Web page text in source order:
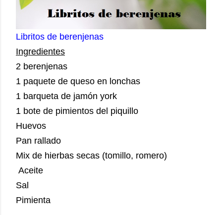
Libritos de berenjenas
Ingredientes
2 berenjenas
1 paquete de queso en lonchas
1 barqueta de jamón york
1 bote de pimientos del piquillo
Huevos
Pan rallado
Mix de hierbas secas (tomillo, romero)
Aceite
Sal
Pimienta